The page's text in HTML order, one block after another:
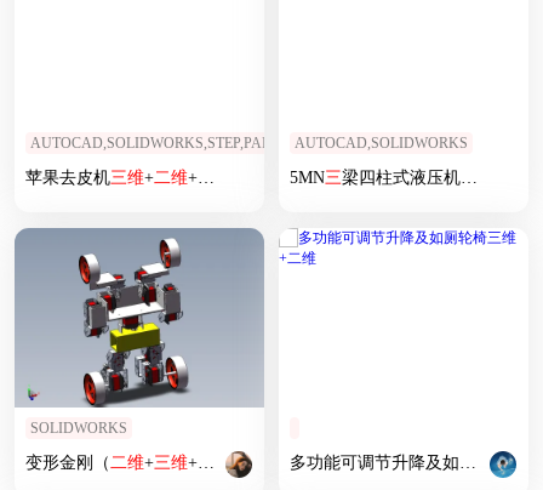
AUTOCAD,SOLIDWORKS,STEP,PARASOLID
苹果去皮机三维+二维+说明书937446
AUTOCAD,SOLIDWORKS
5MN三梁四柱式液压机三维
SOLIDWORKS
变形金刚（ 二维+三维+设计+程序+原理图） 三维